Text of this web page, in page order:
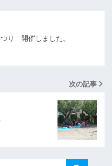
つり 開催しました。
次の記事